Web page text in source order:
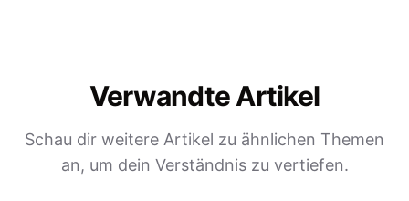
Verwandte Artikel
Schau dir weitere Artikel zu ähnlichen Themen
an, um dein Verständnis zu vertiefen.